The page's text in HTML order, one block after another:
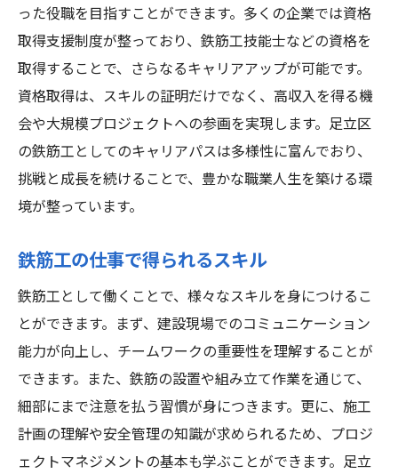
った役職を目指すことができます。多くの企業では資格
取得支援制度が整っており、鉄筋工技能士などの資格を
取得することで、さらなるキャリアアップが可能です。
資格取得は、スキルの証明だけでなく、高収入を得る機
会や大規模プロジェクトへの参画を実現します。足立区
の鉄筋工としてのキャリアパスは多様性に富んでおり、
挑戦と成長を続けることで、豊かな職業人生を築ける環
境が整っています。
鉄筋工の仕事で得られるスキル
鉄筋工として働くことで、様々なスキルを身につけるこ
とができます。まず、建設現場でのコミュニケーション
能力が向上し、チームワークの重要性を理解することが
できます。また、鉄筋の設置や組み立て作業を通じて、
細部にまで注意を払う習慣が身につきます。更に、施工
計画の理解や安全管理の知識が求められるため、プロジ
ェクトマネジメントの基本も学ぶことができます。足立